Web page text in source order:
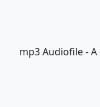
mp3 Audiofile -